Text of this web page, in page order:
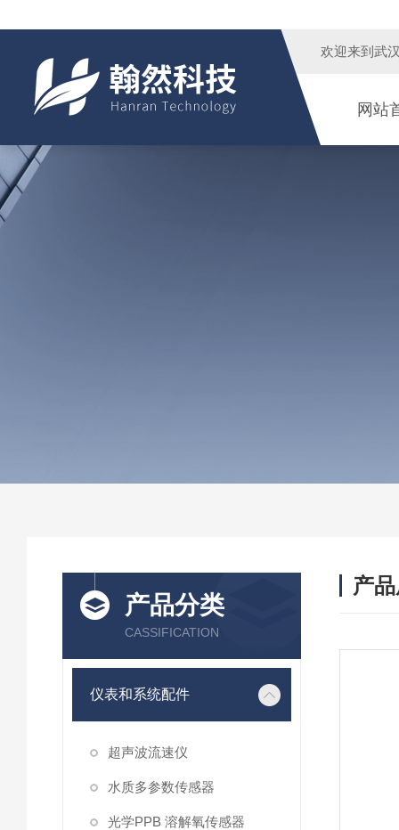
欢迎来到 武
网站
产品分类
CASSIFICATION
仪表和系统配件
超声波流速仪
水质多参数传感器
光学PPB 溶解氧传感器
产